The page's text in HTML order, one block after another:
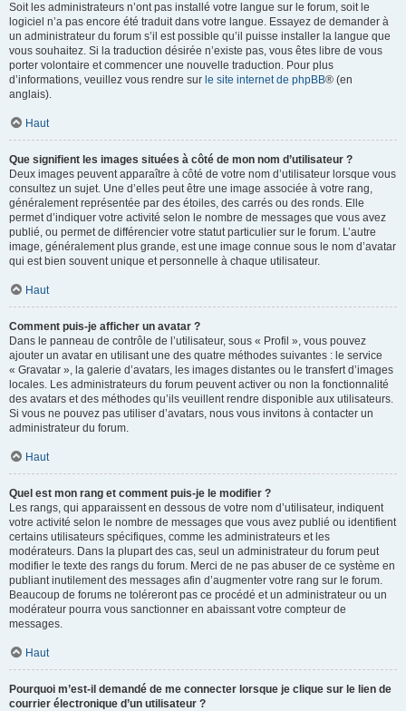
Soit les administrateurs n’ont pas installé votre langue sur le forum, soit le
logiciel n’a pas encore été traduit dans votre langue. Essayez de demander à
un administrateur du forum s’il est possible qu’il puisse installer la langue que
vous souhaitez. Si la traduction désirée n’existe pas, vous êtes libre de vous
porter volontaire et commencer une nouvelle traduction. Pour plus
d’informations, veuillez vous rendre sur le site internet de phpBB® (en
anglais).
Haut
Que signifient les images situées à côté de mon nom d’utilisateur ?
Deux images peuvent apparaître à côté de votre nom d’utilisateur lorsque vous
consultez un sujet. Une d’elles peut être une image associée à votre rang,
généralement représentée par des étoiles, des carrés ou des ronds. Elle
permet d’indiquer votre activité selon le nombre de messages que vous avez
publié, ou permet de différencier votre statut particulier sur le forum. L’autre
image, généralement plus grande, est une image connue sous le nom d’avatar
qui est bien souvent unique et personnelle à chaque utilisateur.
Haut
Comment puis-je afficher un avatar ?
Dans le panneau de contrôle de l’utilisateur, sous « Profil », vous pouvez
ajouter un avatar en utilisant une des quatre méthodes suivantes : le service
« Gravatar », la galerie d’avatars, les images distantes ou le transfert d’images
locales. Les administrateurs du forum peuvent activer ou non la fonctionnalité
des avatars et des méthodes qu’ils veuillent rendre disponible aux utilisateurs.
Si vous ne pouvez pas utiliser d’avatars, nous vous invitons à contacter un
administrateur du forum.
Haut
Quel est mon rang et comment puis-je le modifier ?
Les rangs, qui apparaissent en dessous de votre nom d’utilisateur, indiquent
votre activité selon le nombre de messages que vous avez publié ou identifient
certains utilisateurs spécifiques, comme les administrateurs et les
modérateurs. Dans la plupart des cas, seul un administrateur du forum peut
modifier le texte des rangs du forum. Merci de ne pas abuser de ce système en
publiant inutilement des messages afin d’augmenter votre rang sur le forum.
Beaucoup de forums ne toléreront pas ce procédé et un administrateur ou un
modérateur pourra vous sanctionner en abaissant votre compteur de
messages.
Haut
Pourquoi m’est-il demandé de me connecter lorsque je clique sur le lien de
courrier électronique d’un utilisateur ?